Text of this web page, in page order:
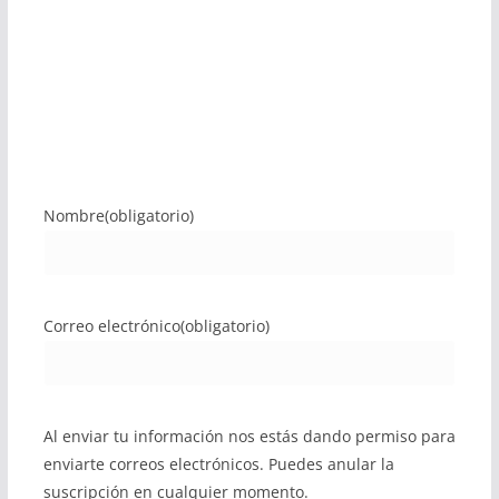
Nombre(obligatorio)
Correo electrónico(obligatorio)
Al enviar tu información nos estás dando permiso para
enviarte correos electrónicos. Puedes anular la
suscripción en cualquier momento.